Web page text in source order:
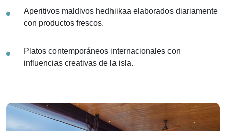
Aperitivos maldivos hedhiikaa elaborados diariamente
con productos frescos.
Platos contemporáneos internacionales con
influencias creativas de la isla.